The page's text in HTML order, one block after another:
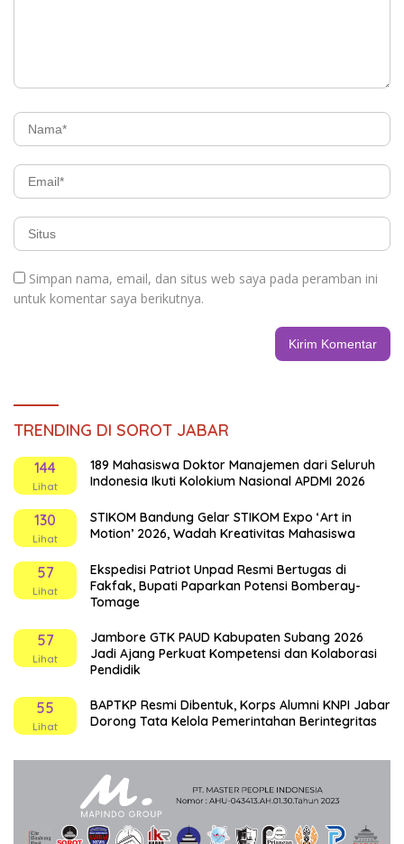
Simpan nama, email, dan situs web saya pada peramban ini
untuk komentar saya berikutnya.
TRENDING DI SOROT JABAR
144
Lihat
189 Mahasiswa Doktor Manajemen dari Seluruh
Indonesia Ikuti Kolokium Nasional APDMI 2026
130
Lihat
STIKOM Bandung Gelar STIKOM Expo ‘Art in
Motion’ 2026, Wadah Kreativitas Mahasiswa
57
Lihat
Ekspedisi Patriot Unpad Resmi Bertugas di
Fakfak, Bupati Paparkan Potensi Bomberay-
Tomage
57
Lihat
Jambore GTK PAUD Kabupaten Subang 2026
Jadi Ajang Perkuat Kompetensi dan Kolaborasi
Pendidik
55
Lihat
BAPTKP Resmi Dibentuk, Korps Alumni KNPI Jabar
Dorong Tata Kelola Pemerintahan Berintegritas